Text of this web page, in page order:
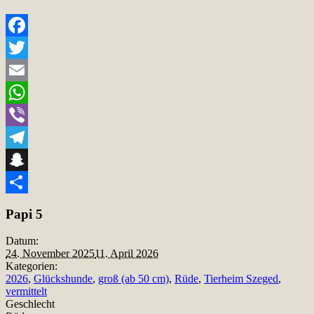
Facebook
Twitter
Email
WhatsApp
Viber
Telegram
Snapchat
Papi 5
Datum:
24. November 202511. April 2026
Kategorien:
2026, Glückshunde, groß (ab 50 cm), Rüde, Tierheim Szeged,
vermittelt
Geschlecht